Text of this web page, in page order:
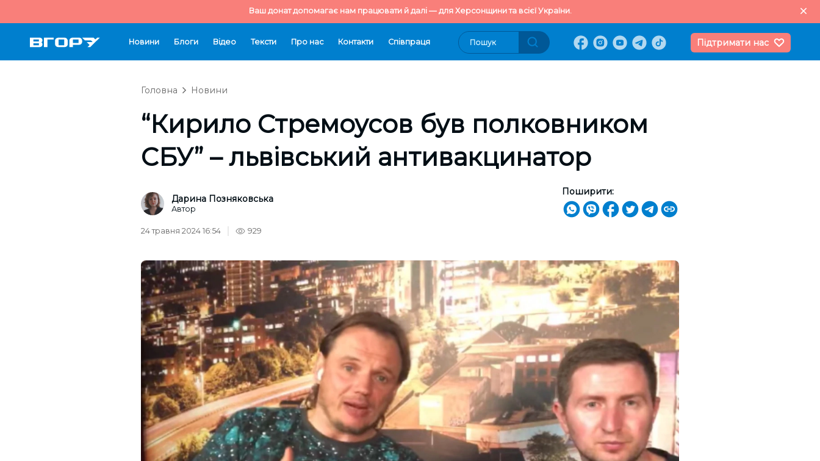
Ваш донат допомагає нам працювати й далі — для Херсонщини та всієї України.
Новини Блоги Відео Тексти Про нас Контакти Cпівпраця Підтримати нас
Головна Новини
“Кирило Стремоусов був полковником
СБУ” – львівський антивакцинатор
Дарина Позняковська
Автор
Поширити:
24 травня 2024 16:54 929